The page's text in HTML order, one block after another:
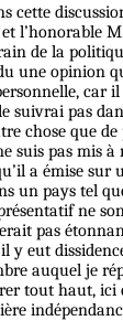
cette
l’honorable
de la
une opinion
car il
suivrai pas
chose que
suis pas mis à
a émise sur
un pays tel
ne
pas
y eut
auquel je
tout haut,